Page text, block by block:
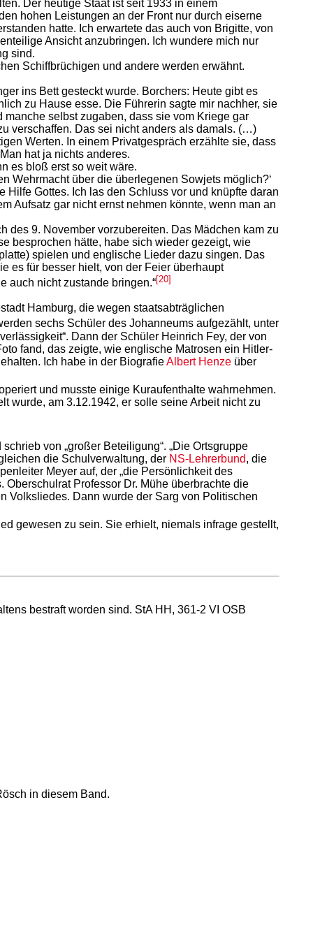
Der heutige Staat ist seit 1933 in einem
hohen Leistungen an der Front nur durch eiserne
hatte. Ich erwartete das auch von Brigitte, von
Ansicht anzubringen. Ich wundere mich nur
sind.
Schiffbrüchigen und andere werden erwähnt.
ins Bett gesteckt wurde. Borchers: Heute gibt es
zu Hause esse. Die Führerin sagte mir nachher, sie
selbst zugaben, dass sie vom Kriege gar
verschaffen. Das sei nicht anders als damals. (…)
Werten. In einem Privatgespräch erzählte sie, dass
hat ja nichts anderes.
es bloß erst so weit wäre.
Wehrmacht über die überlegenen Sowjets möglich?‘
Gottes. Ich las den Schluss vor und knüpfte daran
Aufsatz gar nicht ernst nehmen könnte, wenn man an
des 9. November vorzubereiten. Das Mädchen kam zu
besprochen hätte, habe sich wieder gezeigt, wie
spielen und englische Lieder dazu singen. Das
es für besser hielt, von der Feier überhaupt
auch nicht zustande bringen.“[20]
Hamburg, die wegen staatsabträglichen
sechs Schüler des Johanneums aufgezählt, unter
Dann der Schüler Heinrich Fey, der von
fand, das zeigte, wie englische Matrosen ein Hitler-
Ich habe in der BiografieAlbert Henze über
und musste einige Kuraufenthalte wahrnehmen.
wurde, am 3.12.1942, er solle seine Arbeit nicht zu
von „großer Beteiligung“. „Die Ortsgruppe
die Schulverwaltung, der NS-Lehrerbund, die
Meyer auf, der „die Persönlichkeit des
Professor Dr. Mühe überbrachte die
Volksliedes. Dann wurde der Sarg von Politischen
gewesen zu sein. Sie erhielt, niemals infrage gestellt,
bestraft worden sind. StA HH, 361-2 VI OSB
in diesem Band.